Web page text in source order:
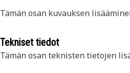
Tämän osan kuvauksen
Tekniset tiedot
Tämän osan teknisten tietojen